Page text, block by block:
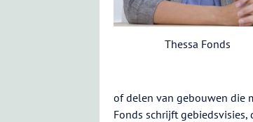
Thessa Fonds
of delen van gebouwen die
Fonds schrijft gebiedsvisies,